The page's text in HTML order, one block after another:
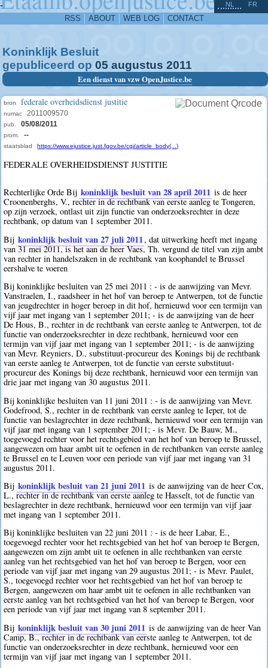
-
RSS ABOUT WEB LOG CONTACT
NL FR
Koninklijk Besluit
gepubliceerd op 05 augustus 2011
Een dienst van vzw OpenJustice.be
bron federale overheidsdienst justitie
numac 2011009570
pub. 05/08/2011
prom. --
staatsblad https://www.ejustice.just.fgov.be/cgi/article_body(...)
FEDERALE OVERHEIDSDIENST JUSTITIE
Rechterlijke Orde Bij koninklijk besluit van 28 april 2011 is de heer
Croonenberghs, V., rechter in de rechtbank van eerste aanleg te Tongeren,
op zijn verzoek, ontlast uit zijn functie van onderzoeksrechter in deze
rechtbank, op datum van 1 september 2011.
Bij koninklijk besluit van 27 juli 2011, dat uitwerking heeft met ingang
van 31 mei 2011, is het aan de heer Vaes, Th. vergund de titel van zijn ambt
van rechter in handelszaken in de rechtbank van koophandel te Brussel
eershalve te voeren
Bij koninklijke besluiten van 25 mei 2011 : - is de aanwijzing van Mevr.
Vanstraelen, I., raadsheer in het hof van beroep te Antwerpen, tot de functie
van jeugdrechter in hoger beroep in dit hof, hernieuwd voor een termijn van
vijf jaar met ingang van 1 september 2011; - is de aanwijzing van de heer
De Hous, B., rechter in de rechtbank van eerste aanleg te Antwerpen, tot de
functie van onderzoeksrechter in deze rechtbank, hernieuwd voor een
termijn van vijf jaar met ingang van 1 september 2011; - is de aanwijzing
van Mevr. Reyniers, D., substituut-procureur des Konings bij de rechtbank
van eerste aanleg te Antwerpen, tot de functie van eerste substituut-
procureur des Konings bij deze rechtbank, hernieuwd voor een termijn van
drie jaar met ingang van 30 augustus 2011.
Bij koninklijke besluiten van 11 juni 2011 : - is de aanwijzing van Mevr.
Godefrood, S., rechter in de rechtbank van eerste aanleg te Ieper, tot de
functie van beslagrechter in deze rechtbank, hernieuwd voor een termijn van
vijf jaar met ingang van 1 september 2011; - is Mevr. De Bauw, M.,
toegevoegd rechter voor het rechtsgebied van het hof van beroep te Brussel,
aangewezen om haar ambt uit te oefenen in de rechtbanken van eerste aanleg
te Brussel en te Leuven voor een periode van vijf jaar met ingang van 31
augustus 2011.
Bij koninklijk besluit van 21 juni 2011 is de aanwijzing van de heer Cox,
L., rechter in de rechtbank van eerste aanleg te Hasselt, tot de functie van
beslagrechter in deze rechtbank, hernieuwd voor een termijn van vijf jaar
met ingang van 1 september 2011.
Bij koninklijke besluiten van 22 juni 2011 : - is de heer Labar, E.,
toegevoegd rechter voor het rechtsgebied van het hof van beroep te Bergen,
aangewezen om zijn ambt uit te oefenen in alle rechtbanken van eerste
aanleg van het rechtsgebied van het hof van beroep te Bergen, voor een
periode van vijf jaar met ingang van 29 augustus 2011; - is Mevr. Paulet,
S., toegevoegd rechter voor het rechtsgebied van het hof van beroep te
Bergen, aangewezen om haar ambt uit te oefenen in alle rechtbanken van
eerste aanleg van het rechtsgebied van het hof van beroep te Bergen, voor
een periode van vijf jaar met ingang van 8 september 2011.
Bij koninklijk besluit van 30 juni 2011 is de aanwijzing van de heer Van
Camp, B., rechter in de rechtbank van eerste aanleg te Antwerpen, tot de
functie van onderzoeksrechter in deze rechtbank, hernieuwd voor een
termijn van vijf jaar met ingang van 1 september 2011.
^